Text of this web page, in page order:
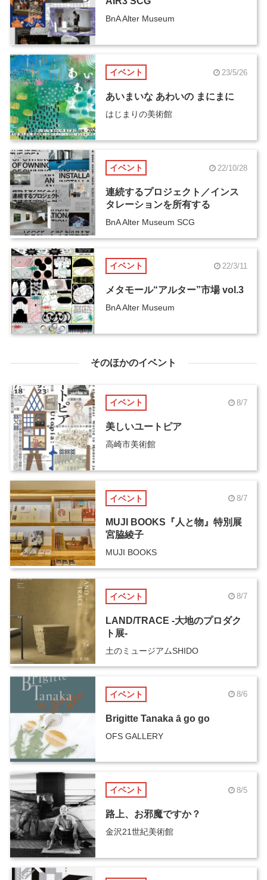
BnA Alter Museum
イベント 23/5/26
あいまいな あわいの まにまに
はじまりの美術館
イベント 22/10/28
連続するプロジェクト／インス
タレーションを所有する
BnA Alter Museum SCG
イベント 22/3/11
メタモール“アルター”市場 vol.3
BnA Alter Museum
そのほかのイベント
イベント 8/7
美しいユートピア
高崎市美術館
イベント 8/7
MUJI BOOKS『人と物』特別展
宮脇綾子
MUJI BOOKS
イベント 8/7
LAND/TRACE -大地のプロダク
ト展-
土のミュージアムSHIDO
イベント 8/6
Brigitte Tanaka ā go go
OFS GALLERY
イベント 8/5
路上、お邪魔ですか？
金沢21世紀美術館